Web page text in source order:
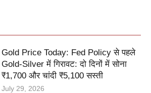
Gold Price Today: Fed Policy से पहले
Gold-Silver में गिरावट: दो दिनों में सोना
₹1,700 और चांदी ₹5,100 सस्ती
July 29, 2026